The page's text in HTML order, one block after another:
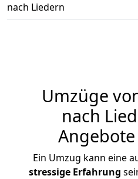
nach Liedern
Umzüge
nach
Ein Umzug kann eine
stressige Erfahrung